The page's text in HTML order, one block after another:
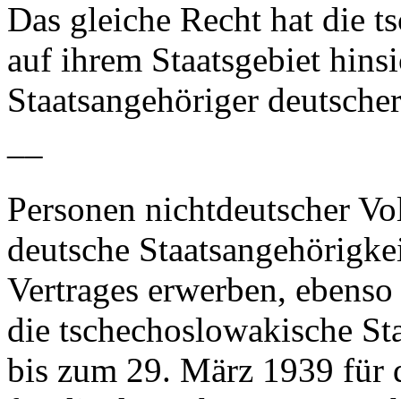
Das gleiche Recht hat die
auf ihrem Staatsgebiet
Staatsangehöriger
––
Personen nichtdeutscher
deutsche
Vertrages erwerben,
die tschechoslowakische
bis zum 29. März 1939 für